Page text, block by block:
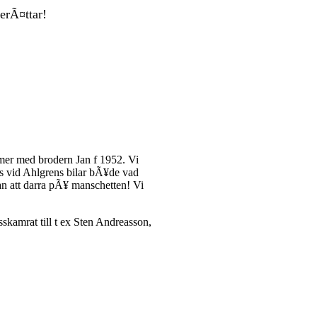
med brodern Jan f 1952. Vi
vid Ahlgrens bilar bÃ¥de vad
att darra pÃ¥ manschetten! Vi
till t ex Sten Andreasson,